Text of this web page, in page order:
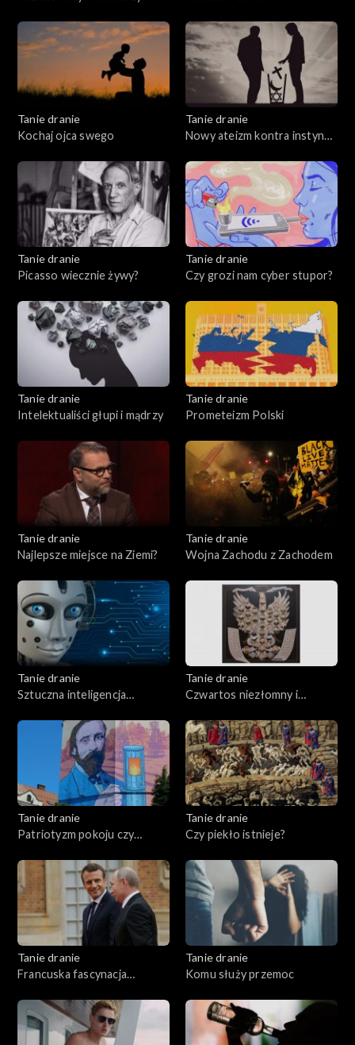
Tanie dranie
Kochaj ojca swego
Tanie dranie
Nowy ateizm kontra instynkt
Tanie dranie
Picasso wiecznie żywy?
Tanie dranie
Czy grozi nam cyber stupor?
Tanie dranie
Intelektualiści głupi i mądrzy
Tanie dranie
Prometeizm Polski
Tanie dranie
Najlepsze miejsce na Ziemi?
Tanie dranie
Wojna Zachodu z Zachodem
Tanie dranie
Sztuczna inteligencja
Tanie dranie
Czwartos niezłomny i
Tanie dranie
Patriotyzm pokoju czy
Tanie dranie
Czy piekło istnieje?
Tanie dranie
Francuska fascynacja
Tanie dranie
Komu służy przemoc